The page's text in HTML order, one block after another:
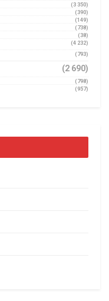
(3 350)
(390)
(149)
(738)
(38)
(4 232)
(793)
(2 690)
(798)
(957)